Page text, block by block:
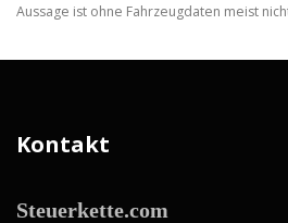
Aussage ist ohne Fahrzeugdaten meist
Kontakt
Steuerkette.com